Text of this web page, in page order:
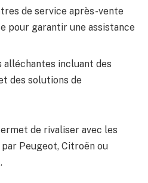
de service après-vente
pour garantir une assistance
incluant des
des solutions de
de rivaliser avec les
Peugeot, Citroën ou